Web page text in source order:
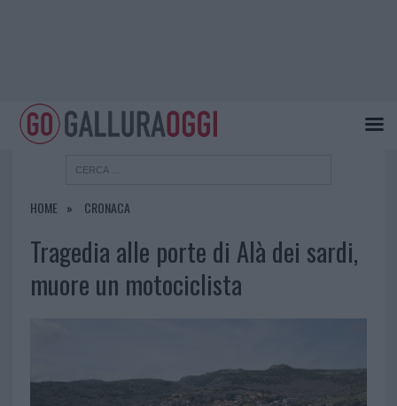
HOME CRONACA
Tragedia alle porte di Alà dei sardi,
muore un motociclista